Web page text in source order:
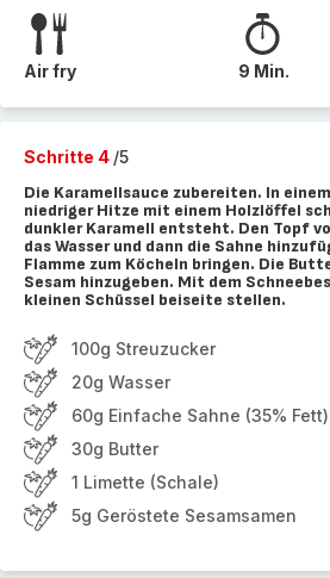
Air fry 9 Min.
Schritte 4 /5
Die Karamellsauce zubereiten. In
niedriger Hitze mit einem Holzlöffel
dunkler Karamell entsteht. Den Topf
das Wasser und dann die Sahne
Flamme zum Köcheln bringen. Die
Sesam hinzugeben. Mit dem
kleinen Schüssel beiseite stellen.
100g Streuzucker
20g Wasser
60g Einfache Sahne (35% Fett)
30g Butter
1 Limette (Schale)
5g Geröstete Sesamsamen